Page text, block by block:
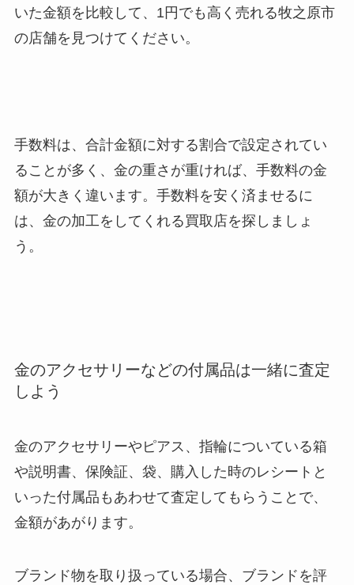
いた金額を比較して、1円でも高く売れる牧之原市
の店舗を見つけてください。
手数料は、合計金額に対する割合で設定されてい
ることが多く、金の重さが重ければ、手数料の金
額が大きく違います。手数料を安く済ませるに
は、金の加工をしてくれる買取店を探しましょ
う。
金のアクセサリーなどの付属品は一緒に査定
しよう
金のアクセサリーやピアス、指輪についている箱
や説明書、保険証、袋、購入した時のレシートと
いった付属品もあわせて査定してもらうことで、
金額があがります。
ブランド物を取り扱っている場合、ブランドを評